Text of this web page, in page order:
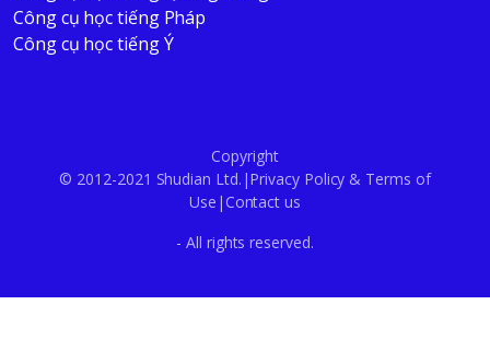
Công cụ học tiếng Pháp
Công cụ học tiếng Ý
Copyright
© 2012-2021 Shudian Ltd.|Privacy Policy & Terms of
Use | Contact us
- All rights reserved.